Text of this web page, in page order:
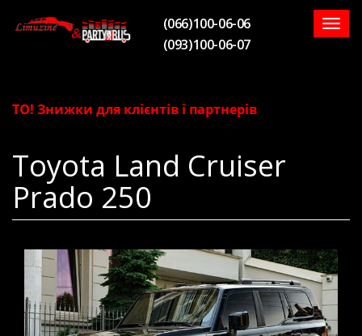
(066)100-06-06
(093)100-06-07
Знижки для клієнтів і партнерів
Toyota Land Cruiser
Prado 250